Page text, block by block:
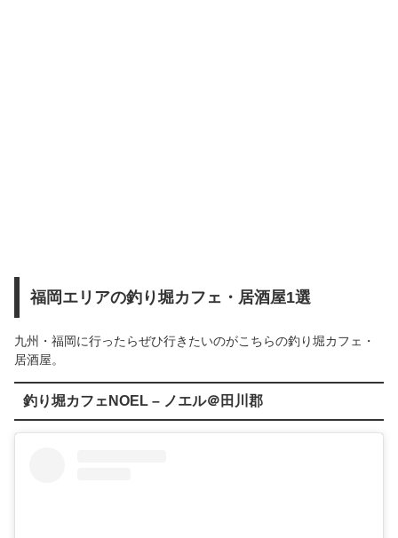
福岡エリアの釣り堀カフェ・居酒屋1選
九州・福岡に行ったらぜひ行きたいのがこちらの釣り堀カフェ・
居酒屋。
釣り堀カフェNOEL – ノエル＠田川郡